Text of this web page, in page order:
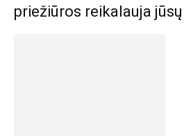
priežiūros reikalauja